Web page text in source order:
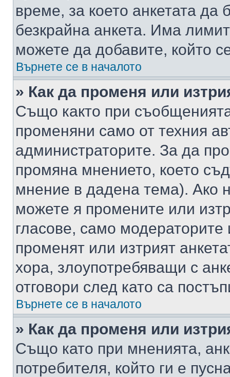
време, за което анкетата да
безкрайна анкета. Има
можете да добавите, който
Върнете се в началото
» Как да променя или
Също както при
променяни само от техния
администраторите. За да
промяна мнението, което
мнение в дадена тема). Ако
можете я промените или
гласове, само
променят или изтрият
хора, злоупотребяващи с
отговори след като са
Върнете се в началото
» Как да променя или
Също като при мненията,
потребителя, който ги е